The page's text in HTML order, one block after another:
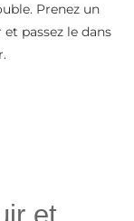
Prenez un
passez le dans
et